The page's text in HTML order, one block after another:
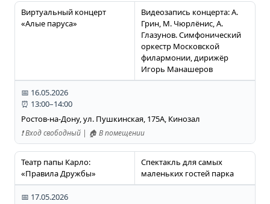
Виртуальный концерт
«Алые паруса»
Видеозапись концерта: А.
Грин, М. Чюрлёнис, А.
Глазунов. Симфонический
оркестр Московской
филармонии, дирижёр
Игорь Манашеров
📅 16.05.2026
⏰ 13:00–14:00
Ростов-на-Дону, ул. Пушкинская, 175А, Кинозал
❗️ Вход свободный | 🏠 В помещении
Театр папы Карло:
«Правила Дружбы»
Спектакль для самых
маленьких гостей парка
📅 17.05.2026